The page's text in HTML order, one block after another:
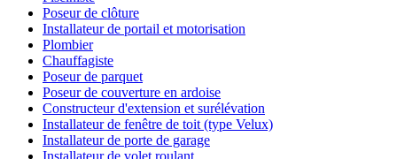
Poseur de clôture
Installateur de portail et motorisation
Plombier
Chauffagiste
Poseur de parquet
Poseur de couverture en ardoise
Constructeur d'extension et surélévation
Installateur de fenêtre de toit (type Velux)
Installateur de porte de garage
Installateur de volet roulant